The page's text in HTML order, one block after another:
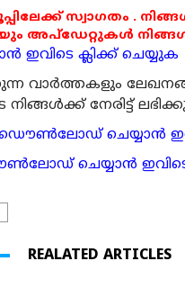
സ്വാഗതം .
അപ്ഡേറ്റുകൾ
ഇവിടെ ക്ലിക്ക് ചെയ്യുക
വാര്‍ത്തകളും
നേരിട്ട്
ചെയ്യാന്‍
ചെയ്യാന്‍ ഇവിടെ
REALATED ARTICLES